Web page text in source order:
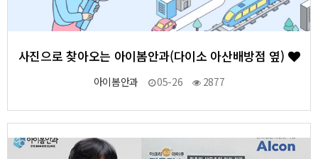
사진으로 찾아오는 아이봄안과(다이소 아산배방점 옆)
아이봄안과 05-26 2877
2
작성자
작성일
조회